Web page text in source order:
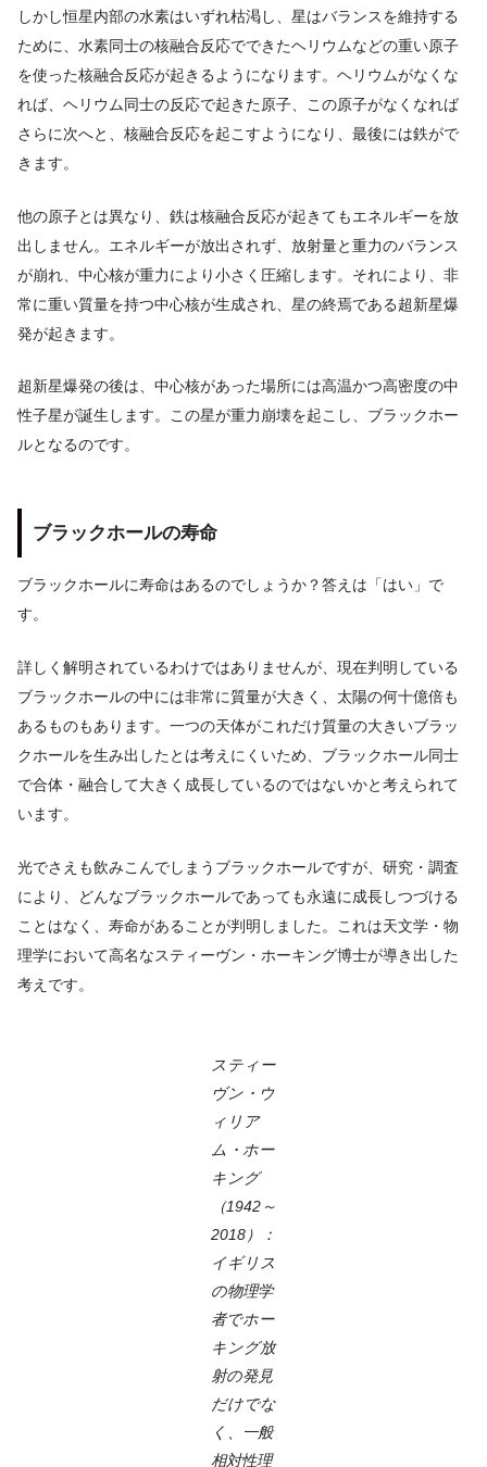
しかし恒星内部の水素はいずれ枯渇し、星はバランスを維持する
ために、水素同士の核融合反応でできたヘリウムなどの重い原子
を使った核融合反応が起きるようになります。ヘリウムがなくな
れば、ヘリウム同士の反応で起きた原子、この原子がなくなれば
さらに次へと、核融合反応を起こすようになり、最後には鉄がで
きます。
他の原子とは異なり、鉄は核融合反応が起きてもエネルギーを放
出しません。エネルギーが放出されず、放射量と重力のバランス
が崩れ、中心核が重力により小さく圧縮します。それにより、非
常に重い質量を持つ中心核が生成され、星の終焉である超新星爆
発が起きます。
超新星爆発の後は、中心核があった場所には高温かつ高密度の中
性子星が誕生します。この星が重力崩壊を起こし、ブラックホー
ルとなるのです。
ブラックホールの寿命
ブラックホールに寿命はあるのでしょうか？答えは「はい」で
す。
詳しく解明されているわけではありませんが、現在判明している
ブラックホールの中には非常に質量が大きく、太陽の何十億倍も
あるものもあります。一つの天体がこれだけ質量の大きいブラッ
クホールを生み出したとは考えにくいため、ブラックホール同士
で合体・融合して大きく成長しているのではないかと考えられて
います。
光でさえも飲みこんでしまうブラックホールですが、研究・調査
により、どんなブラックホールであっても永遠に成長しつづける
ことはなく、寿命があることが判明しました。これは天文学・物
理学において高名なスティーヴン・ホーキング博士が導き出した
考えです。
スティー
ヴン・ウ
ィリア
ム・ホー
キング
（1942～
2018）：
イギリス
の物理学
者でホー
キング放
射の発見
だけでな
く、一般
相対性理